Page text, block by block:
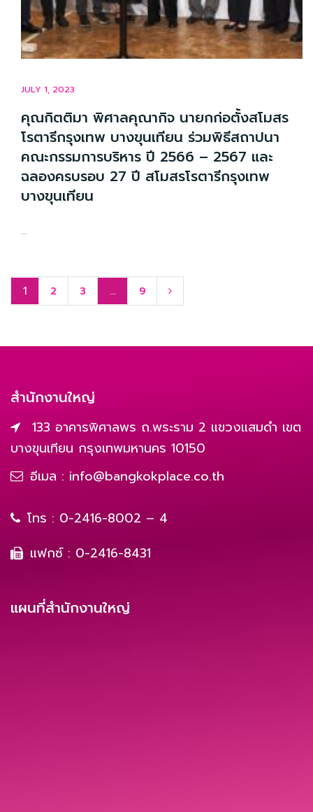
JULY 1, 2023
คุณกิตติมา พิศาลคุณากิจ นายกก่อตั้งสโมสร
โรตารีกรุงเทพ บางขุนเทียน ร่วมพิธีสถาปนา
คณะกรรมการบริหาร ปี 2566 – 2567 และ
ฉลองครบรอบ 27 ปี สโมสรโรตารีกรุงเทพ
บางขุนเทียน
...
1 2 3 … 9
สำนักงานใหญ่
133 อาคารพิศาลพร ถ.พระราม 2 แขวงแสมดำ เขต
บางขุนเทียน กรุงเทพมหานคร 10150
อีเมล : info@bangkokplace.co.th
โทร : 0-2416-8002 – 4
แฟกซ์ : 0-2416-8431
แผนที่สำนักงานใหญ่